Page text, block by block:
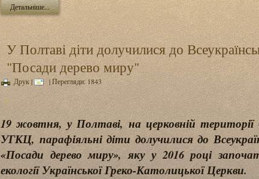
Детальніше...
У Полтаві діти долучилися до
"Посади дерево миру"
Друк| | Перегляди: 1843
19 жовтня, у Полтаві, на церковній території
УГКЦ, парафіяльні діти долучилися до
«Посади дерево миру», яку у 2016 році
екології Української Греко-Католицької Церкви.